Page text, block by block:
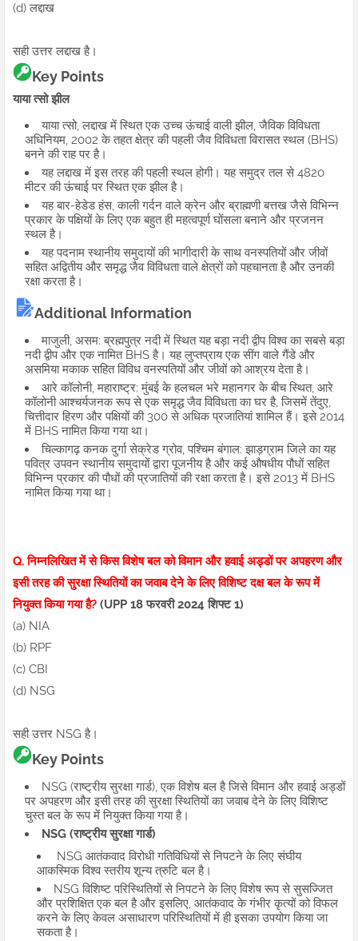
(d) लद्दाख
सही उत्तर लद्दाख है।
Key Points
याया त्सो झील
याया त्सो, लद्दाख में स्थित एक उच्च ऊंचाई वाली झील, जैविक विविधता
अधिनियम, 2002 के तहत क्षेत्र की पहली जैव विविधता विरासत स्थल (BHS)
बनने की राह पर है।
यह लद्दाख में इस तरह की पहली स्थल होगी। यह समुद्र तल से 4820
मीटर की ऊंचाई पर स्थित एक झील है।
यह बार-हेडेड हंस, काली गर्दन वाले क्रेन और ब्राह्मणी बत्तख जैसे विभिन्न
प्रकार के पक्षियों के लिए एक बहुत ही महत्वपूर्ण घोंसला बनाने और प्रजनन
स्थल है।
यह पदनाम स्थानीय समुदायों की भागीदारी के साथ वनस्पतियों और जीवों
सहित अद्वितीय और समृद्ध जैव विविधता वाले क्षेत्रों को पहचानता है और उनकी
रक्षा करता है।
Additional Information
माजुली, असम: ब्रह्मपुत्र नदी में स्थित यह बड़ा नदी द्वीप विश्व का सबसे बड़ा
नदी द्वीप और एक नामित BHS है। यह लुप्तप्राय एक सींग वाले गैंडे और
असमिया मकाक सहित विविध वनस्पतियों और जीवों को आश्रय देता है।
आरे कॉलोनी, महाराष्ट्र: मुंबई के हलचल भरे महानगर के बीच स्थित, आरे
कॉलोनी आश्चर्यजनक रूप से एक समृद्ध जैव विविधता का घर है, जिसमें तेंदुए,
चित्तीदार हिरण और पक्षियों की 300 से अधिक प्रजातियां शामिल हैं। इसे 2014
में BHS नामित किया गया था।
चिल्कागढ़ कनक दुर्गा सेक्रेड ग्रोव, पश्चिम बंगाल: झाड़ग्राम जिले का यह
पवित्र उपवन स्थानीय समुदायों द्वारा पूजनीय है और कई औषधीय पौधों सहित
विभिन्न प्रकार की पौधों की प्रजातियों की रक्षा करता है। इसे 2013 में BHS
नामित किया गया था।
Q. निम्नलिखित में से किस विशेष बल को विमान और हवाई अड्डों पर अपहरण और
इसी तरह की सुरक्षा स्थितियों का जवाब देने के लिए विशिष्ट दक्ष बल के रूप में
नियुक्त किया गया है? (UPP 18 फरवरी 2024 शिफ्ट 1)
(a) NIA
(b) RPF
(c) CBI
(d) NSG
सही उत्तर NSG है।
Key Points
NSG (राष्ट्रीय सुरक्षा गार्ड), एक विशेष बल है जिसे विमान और हवाई अड्डों
पर अपहरण और इसी तरह की सुरक्षा स्थितियों का जवाब देने के लिए विशिष्ट
चुस्त बल के रूप में नियुक्त किया गया है।
NSG (राष्ट्रीय सुरक्षा गार्ड)
NSG आतंकवाद विरोधी गतिविधियों से निपटने के लिए संघीय
आकस्मिक विश्व स्तरीय शून्य त्रुटि बल है।
NSG विशिष्ट परिस्थितियों से निपटने के लिए विशेष रूप से सुसज्जित
और प्रशिक्षित एक बल है और इसलिए, आतंकवाद के गंभीर कृत्यों को विफल
करने के लिए केवल असाधारण परिस्थितियों में ही इसका उपयोग किया जा
सकता है।